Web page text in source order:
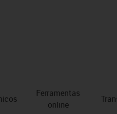
Ferramentas
online